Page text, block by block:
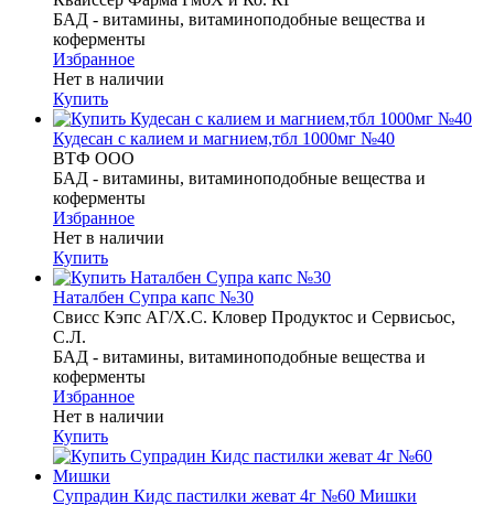
БАД - витамины, витаминоподобные вещества и
коферменты
Избранное
Нет в наличии
Купить
Кудесан с калием и магнием,тбл 1000мг №40
ВТФ ООО
БАД - витамины, витаминоподобные вещества и
коферменты
Избранное
Нет в наличии
Купить
Наталбен Супра капс №30
Свисс Кэпс АГ/Х.С. Кловер Продуктос и Сервисьос,
С.Л.
БАД - витамины, витаминоподобные вещества и
коферменты
Избранное
Нет в наличии
Купить
Супрадин Кидс пастилки жеват 4г №60 Мишки